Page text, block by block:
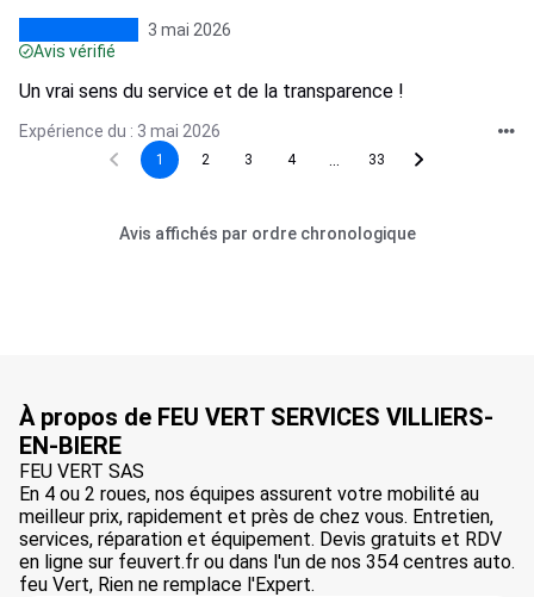
3 mai 2026
Avis vérifié
Un vrai sens du service et de la transparence !
Expérience du : 3 mai 2026
1 2 3 4 33
Avis affichés par ordre chronologique
À propos de FEU VERT SERVICES VILLIERS-
EN-BIERE
FEU VERT SAS
En 4 ou 2 roues, nos équipes assurent votre mobilité au
meilleur prix, rapidement et près de chez vous. Entretien,
services, réparation et équipement. Devis gratuits et RDV
en ligne sur feuvert.fr ou dans l'un de nos 354 centres auto.
feu Vert, Rien ne remplace l'Expert.